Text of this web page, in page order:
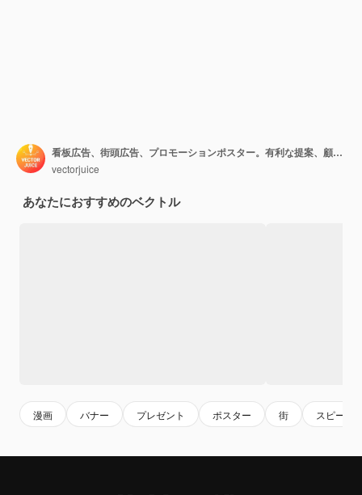
看板広告、街頭広告、プロモーションポスター。有利な提案、顧客への贈り物、顧客の魅力。通行人の漫画のキャラクター
vectorjuice
あなたにおすすめのベクトル
漫画 バナー プレゼント ポスター 街 スピーチ